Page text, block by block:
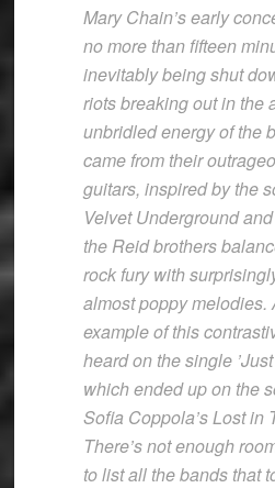
Mary Chain’s early
no more than fifteen
inevitably being shut
riots breaking out in the
unbridled energy of the
came from their
guitars, inspired by the
Velvet Underground
the Reid brothers
rock fury with
almost poppy melodies.
example of this
heard on the single
which ended up on the
Sofia Coppola’s Lost in
There’s not enough
to list all the bands that